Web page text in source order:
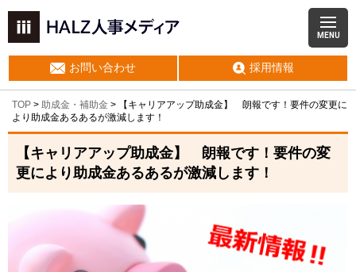
MENU
お問い合わせ 採用情報
TOP > 助成金・補助金 >
【キャリアアップ助成金】 朗報です！要件の変更に
より助成金あるあるが激減します！
【キャリアアップ助成金】 朗報です！要件の変
更により助成金あるあるが激減します！